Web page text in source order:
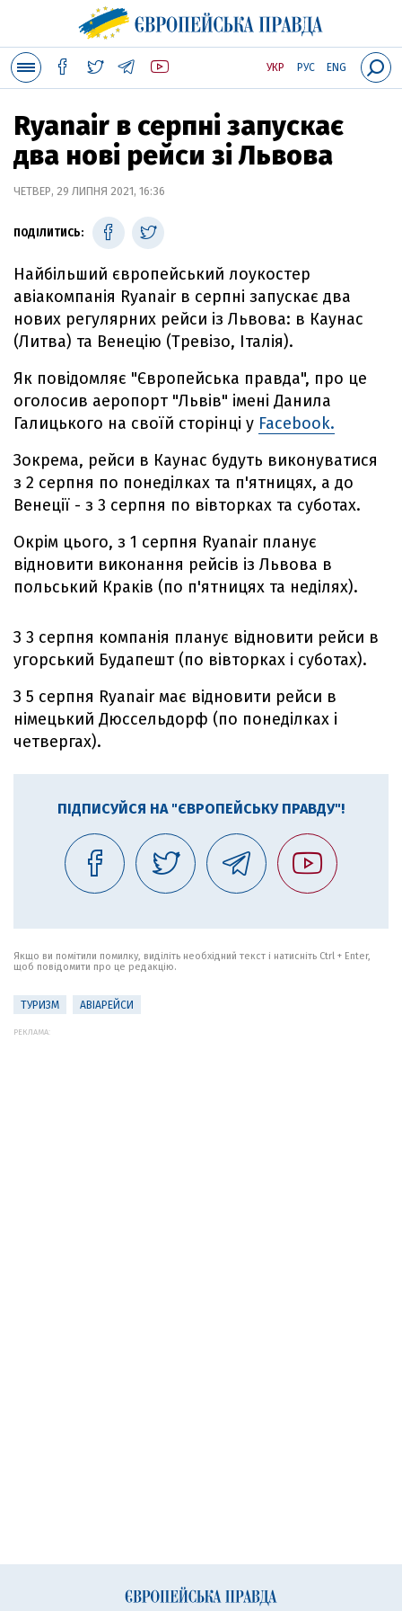
УКР РУС ENG
Ryanair в серпні запускає
два нові рейси зі Львова
ЧЕТВЕР, 29 ЛИПНЯ 2021, 16:36
ПОДІЛИТИСЬ:
Найбільший європейський лоукостер
авіакомпанія Ryanair в серпні запускає два
нових регулярних рейси із Львова: в Каунас
(Литва) та Венецію (Тревізо, Італія).
Як повідомляє "Європейська правда", про це
оголосив аеропорт "Львів" імені Данила
Галицького на своїй сторінці у Facebook.
Зокрема, рейси в Каунас будуть виконуватися
з 2 серпня по понеділках та п'ятницях, а до
Венеції - з 3 серпня по вівторках та суботах.
Окрім цього, з 1 серпня Ryanair планує
відновити виконання рейсів із Львова в
польський Краків (по п'ятницях та неділях).
З 3 серпня компанія планує відновити рейси в
угорський Будапешт (по вівторках і суботах).
З 5 серпня Ryanair має відновити рейси в
німецький Дюссельдорф (по понеділках і
четвергах).
ПІДПИСУЙСЯ НА "ЄВРОПЕЙСЬКУ ПРАВДУ"!
Якщо ви помітили помилку, виділіть необхідний текст і натисніть Ctrl + Enter,
щоб повідомити про це редакцію.
ТУРИЗМ АВІАРЕЙСИ
РЕКЛАМА: